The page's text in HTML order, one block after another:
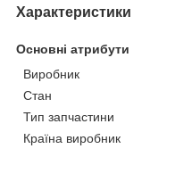
Характеристики
Основні атрибути
Виробник
Стан
Тип запчастини
Країна виробник